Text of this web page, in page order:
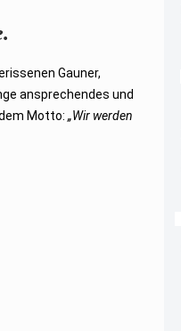
Gauner,
ansprechendes und
dem Motto:„Wir werden